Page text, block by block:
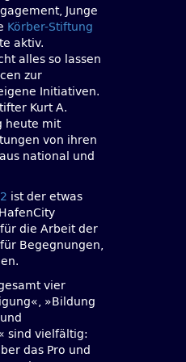
Junge
Körber-Stiftung
aktiv.
alles so lassen
zur
Initiativen.
Kurt A.
heute mit
von ihren
national und
ist der etwas
die Arbeit der
Begegnungen,
vier
»Bildung
sind vielfältig:
das Pro und